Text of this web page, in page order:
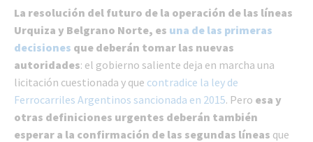
La resolución del futuro de la operación de las líneas
Urquiza y Belgrano Norte, es una de las primeras
decisiones que deberán tomar las nuevas
autoridades: el gobierno saliente deja en marcha una
licitación cuestionada y que contradice la ley de
Ferrocarriles Argentinos sancionada en 2015. Pero esa y
otras definiciones urgentes deberán también
esperar a la confirmación de las segundas líneas que